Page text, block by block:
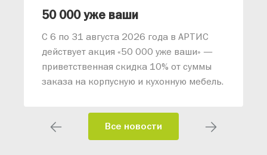
50 000 уже ваши
С 6 по 31 августа 2026 года в АРТИС
действует акция «50 000 уже ваши» —
приветственная скидка 10% от суммы
заказа на корпусную и кухонную мебель.
Все новости